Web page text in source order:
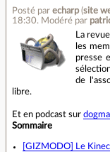
Posté par echarp(site
18:30. Modéré par
La
les
presse
de
libre.
Et en podcast sur
Sommaire
[GIZMODO] Le